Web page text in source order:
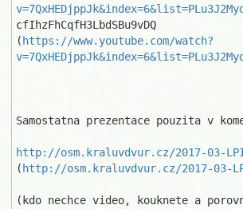
cfIhzFhCqfH3LbdSBu9vDQ
( https://www.youtube.com/watch?
Samostatna prezentace pouzita v
http://osm.kraluvdvur.cz/2017-03-
( http://osm.kraluvdvur.cz/2017-03-
(kdo nechce video, kouknete a